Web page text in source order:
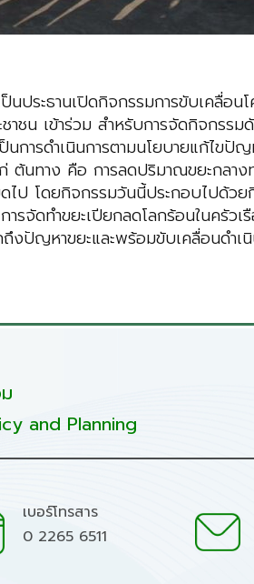
ระธานเปิดกิจกรรมการขับเคลื่อ
น เข้าร่วม สำหรับการจัดกิจกรรม
การดำเนินการตามนโยบายแก้ไข
นทาง คือ การลดปริมาณขยะกลา
ไป โดยกิจกรรมวันนี้ประกอบไป
ดทำขยะเปียกลดโลกร้อนในครัว
ปัญหาขยะและพร้อมขับเคลื่อนดำ
and Planning
เบอร์โทรสาร
0 2265 6511